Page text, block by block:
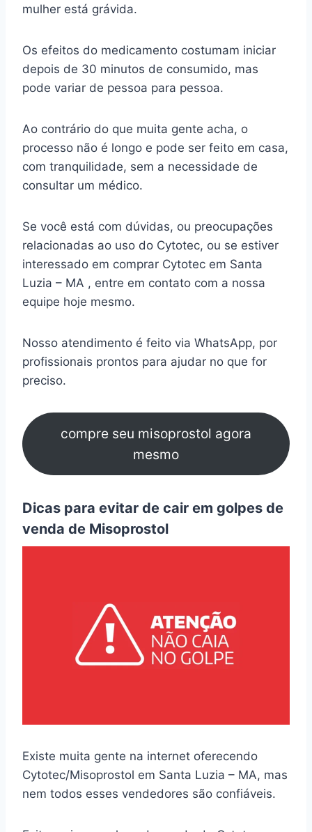
mulher está grávida.
Os efeitos do medicamento costumam iniciar
depois de 30 minutos de consumido, mas
pode variar de pessoa para pessoa.
Ao contrário do que muita gente acha, o
processo não é longo e pode ser feito em casa,
com tranquilidade, sem a necessidade de
consultar um médico.
Se você está com dúvidas, ou preocupações
relacionadas ao uso do Cytotec, ou se estiver
interessado em comprar Cytotec em Santa
Luzia – MA , entre em contato com a nossa
equipe hoje mesmo.
Nosso atendimento é feito via WhatsApp, por
profissionais prontos para ajudar no que for
preciso.
compre seu misoprostol agora
mesmo
Dicas para evitar de cair em golpes de
venda de Misoprostol
Existe muita gente na internet oferecendo
Cytotec/Misoprostol em Santa Luzia – MA, mas
nem todos esses vendedores são confiáveis.